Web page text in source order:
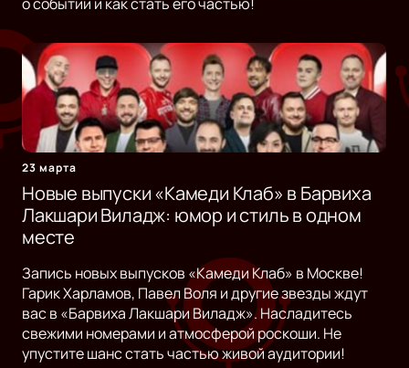
о событии и как стать его частью!
23 марта
Новые выпуски «Камеди Клаб» в Барвиха
Лакшари Виладж: юмор и стиль в одном
месте
Запись новых выпусков «Камеди Клаб» в Москве!
Гарик Харламов, Павел Воля и другие звезды ждут
вас в «Барвиха Лакшари Виладж». Насладитесь
свежими номерами и атмосферой роскоши. Не
упустите шанс стать частью живой аудитории!